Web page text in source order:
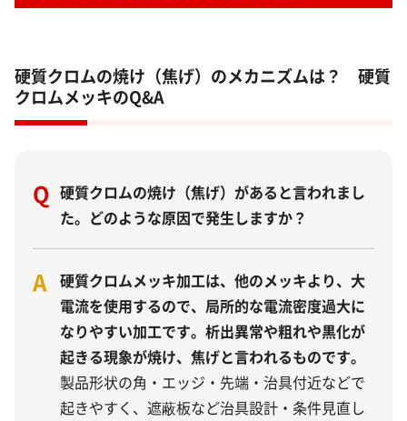
硬質クロムの焼け（焦げ）のメカニズムは？ 硬質
クロムメッキのQ&A
Q 硬質クロムの焼け（焦げ）があると言われまし
た。どのような原因で発生しますか？
A
硬質クロムメッキ加工は、他のメッキより、大
電流を使用するので、局所的な電流密度過大に
なりやすい加工です。析出異常や粗れや黒化が
起きる現象が焼け、焦げと言われるものです。
製品形状の角・エッジ・先端・治具付近などで
起きやすく、遮蔽板など治具設計・条件見直し